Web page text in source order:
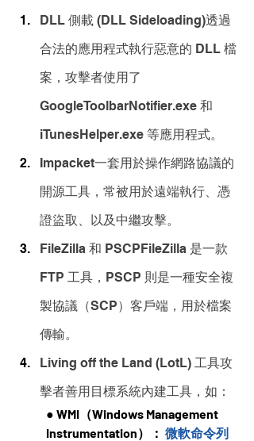
DLL 側載 (DLL Sideloading)透過
合法的應用程式執行惡意的 DLL 檔
案，攻擊者使用了
GoogleToolbarNotifier.exe 和
iTunesHelper.exe 等應用程式。
Impacket一套用於操作網路協議的
開源工具，常被用於遠端執行、憑
證盜取、以及中繼攻擊。
FileZilla 和 PSCPFileZilla 是一款
FTP 工具，PSCP 則是一種安全複
製協議（SCP）客戶端，用於檔案
傳輸。
Living off the Land (LotL) 工具攻
擊者善用目標系統內建工具，如：
● WMI（Windows Management
Instrumentation）： 微軟命令列